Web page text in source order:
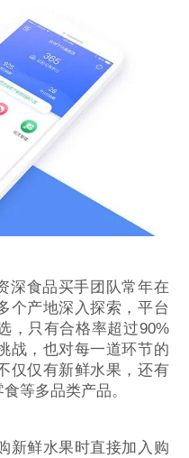
深食品买手团队常年在
个产地深入探索，平台
，只有合格率超过90%
战，也对每一道环节的
仅仅有新鲜水果，还有
等多品类产品。
新鲜水果时直接加入购